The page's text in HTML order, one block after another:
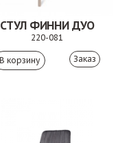
СТУЛ ФИННИ ДУО
220-081
Заказ